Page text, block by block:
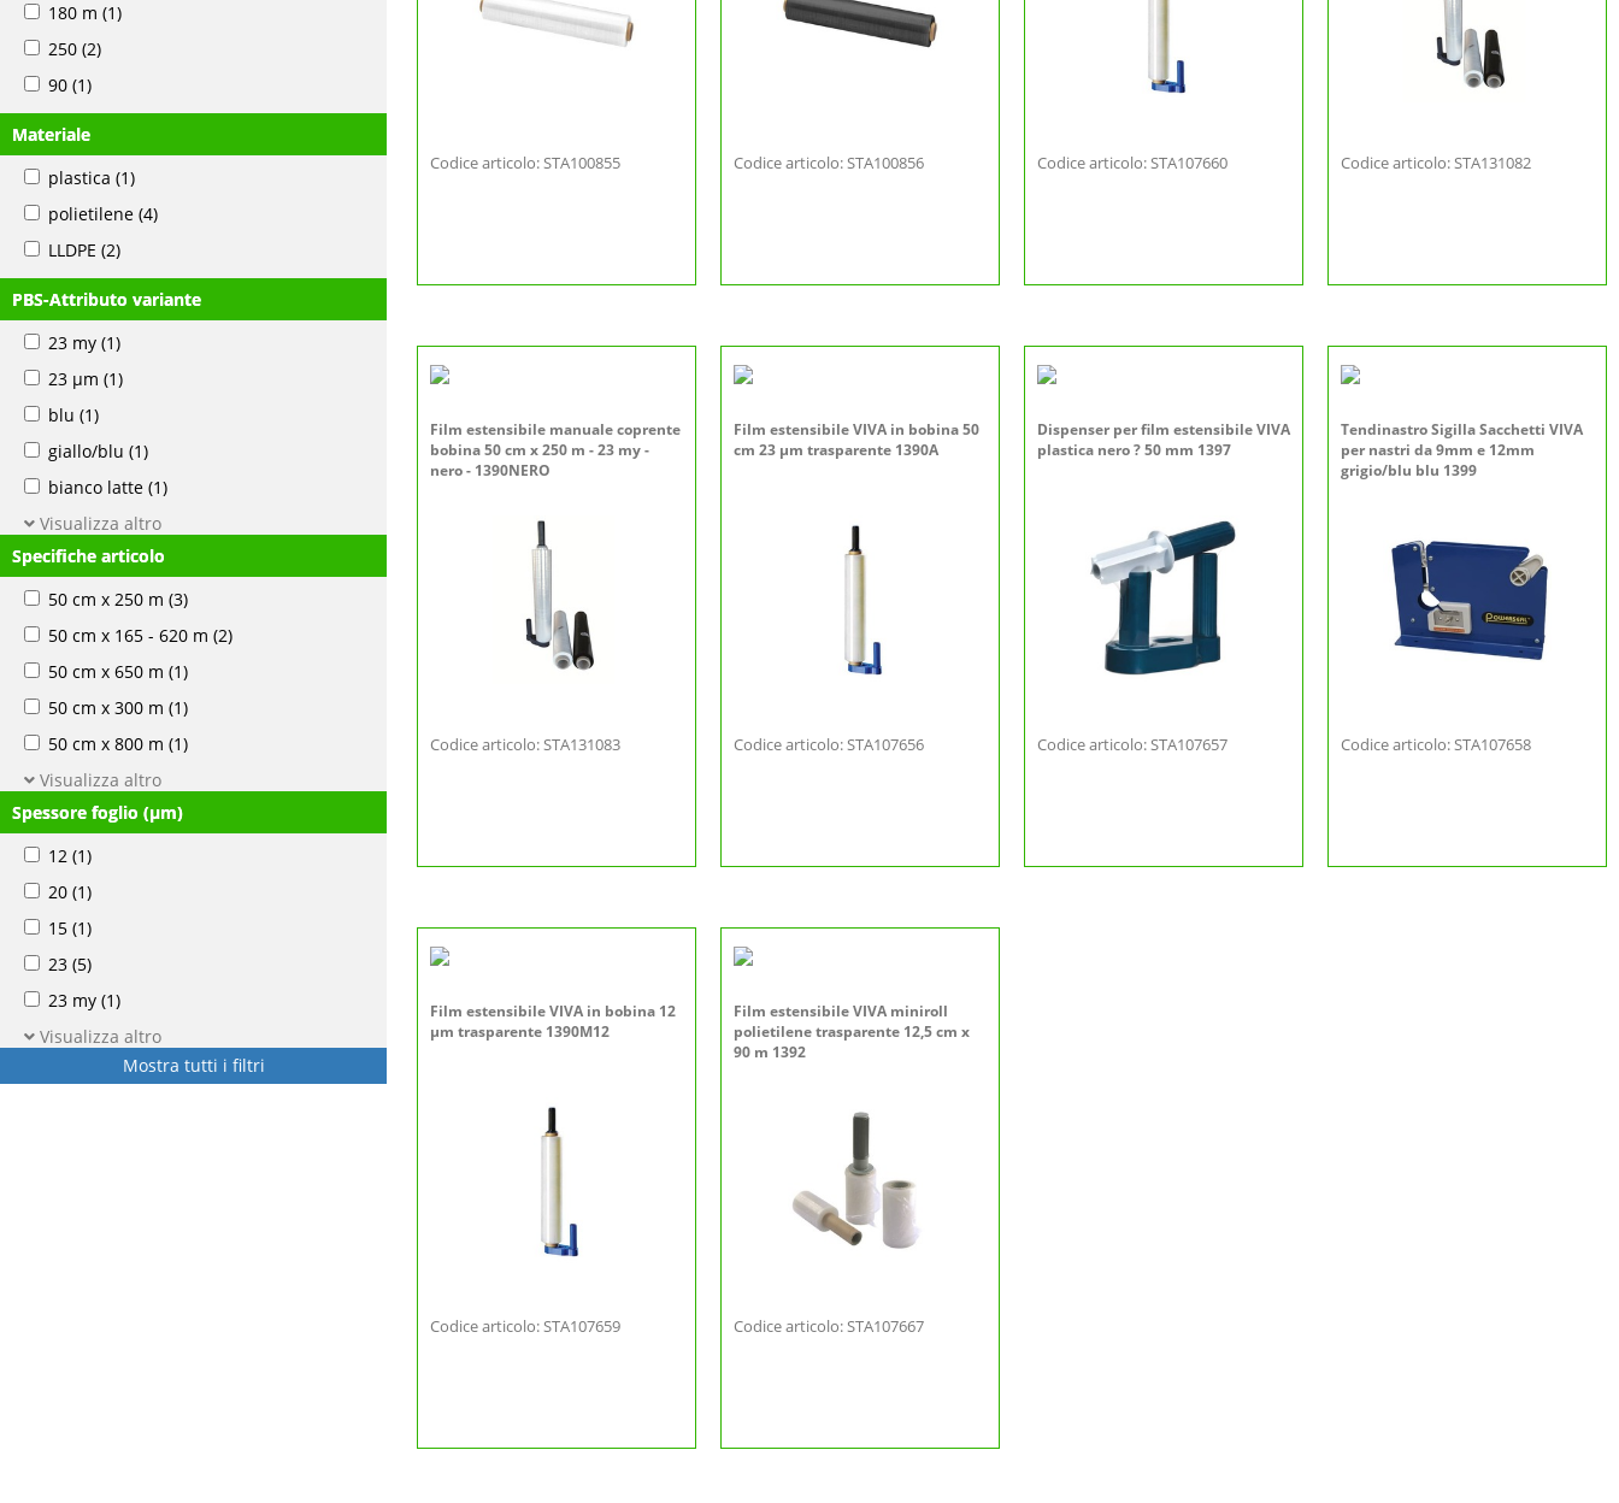
180 m (1)
250 (2)
90 (1)
Materiale
plastica (1)
polietilene (4)
LLDPE (2)
PBS-Attributo variante
23 my (1)
23 µm (1)
blu (1)
giallo/blu (1)
bianco latte (1)
Visualizza altro
Specifiche articolo
50 cm x 250 m (3)
50 cm x 165 - 620 m (2)
50 cm x 650 m (1)
50 cm x 300 m (1)
50 cm x 800 m (1)
Visualizza altro
Spessore foglio (µm)
12 (1)
20 (1)
15 (1)
23 (5)
23 my (1)
Visualizza altro
Mostra tutti i filtri
Codice articolo: STA100855 Codice articolo: STA100856 Codice articolo: STA107660 Codice articolo: STA131082
Film estensibile manuale coprente
bobina 50 cm x 250 m - 23 my -
nero - 1390NERO
Codice articolo: STA131083
Film estensibile VIVA in bobina 50
cm 23 µm trasparente 1390A
Codice articolo: STA107656
Dispenser per film estensibile VIVA
plastica nero ? 50 mm 1397
Codice articolo: STA107657
Tendinastro Sigilla Sacchetti VIVA
per nastri da 9mm e 12mm
grigio/blu blu 1399
Codice articolo: STA107658
Film estensibile VIVA in bobina 12
µm trasparente 1390M12
Codice articolo: STA107659
Film estensibile VIVA miniroll
polietilene trasparente 12,5 cm x
90 m 1392
Codice articolo: STA107667